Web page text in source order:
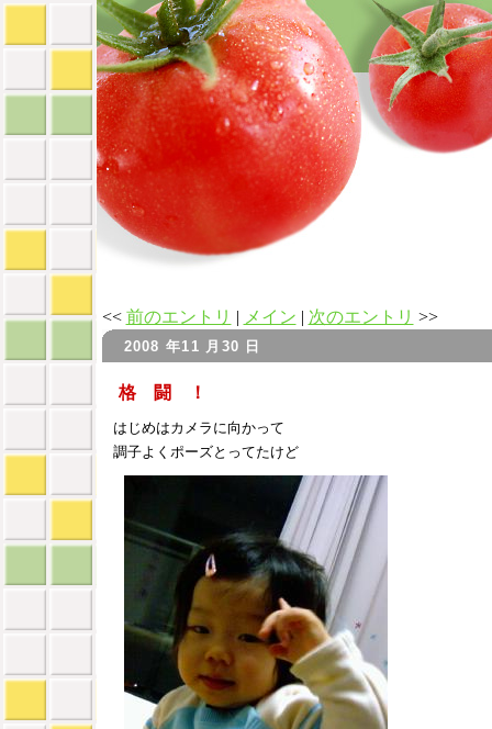
<< 前のエントリ | メイン | 次のエントリ >>
2008 年11 月30 日
格 闘 ！
はじめはカメラに向かって
調子よくポーズとってたけど